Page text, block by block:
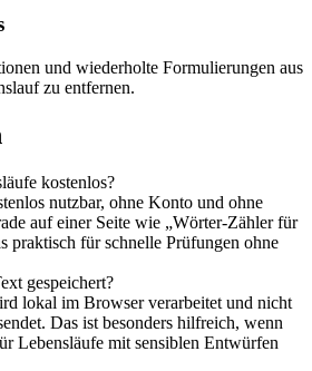
und wiederholte Formulierungen aus
zu entfernen.
kostenlos?
nutzbar, ohne Konto und ohne
auf einer Seite wie „Wörter-Zähler für
praktisch für schnelle Prüfungen ohne
gespeichert?
lokal im Browser verarbeitet und nicht
Das ist besonders hilfreich, wenn
Lebensläufe mit sensiblen Entwürfen